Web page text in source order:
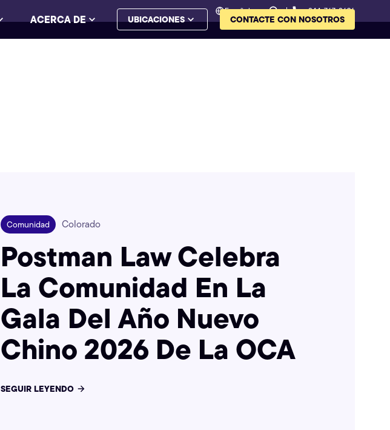
844-767-8626
ACERCA DE UBICACIONES
Español
CONTACTE CON NOSOTROS
Comunidad Colorado
Postman Law Celebra
La Comunidad En La
Gala Del Año Nuevo
Chino 2026 De La OCA
SEGUIR LEYENDO